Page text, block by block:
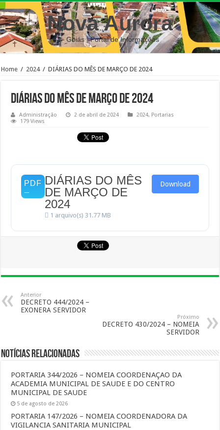
Nova Aurora
– Goiás | Portal de Informações
Home / 2024 / DIÁRIAS DO MÊS DE MARÇO DE 2024
DIÁRIAS DO MÊS DE MARÇO DE 2024
Administração 2 de abril de 2024 2024, Portarias
179 Views
DIÁRIAS DO MÊS
DE MARÇO DE
2024
1 arquivo(s)31.77 MB
Download
Anterior
DECRETO 444/2024 –
EXONERA SERVIDOR
Próximo
DECRETO 430/2024 – NOMEIA
SERVIDOR
Notícias Relacionadas
PORTARIA 344/2026 – NOMEIA COORDENAÇAO DA
ACADEMIA MUNICIPAL DE SAUDE E DO CENTRO
MUNICIPAL DE SAUDE
5 de agosto de 2026
PORTARIA 147/2026 – NOMEIA COORDENADORA DA
VIGILANCIA SANITARIA MUNICIPAL